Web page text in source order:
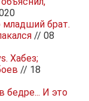
младший брат.
// 08
Хабез;
// 18
бедре... И это